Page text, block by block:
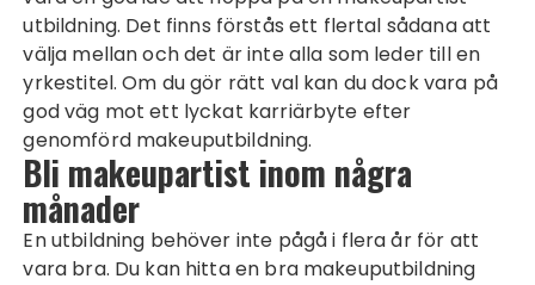
utbildning. Det finns förstås ett flertal sådana att
välja mellan och det är inte alla som leder till en
yrkestitel. Om du gör rätt val kan du dock vara på
god väg mot ett lyckat karriärbyte efter
genomförd makeuputbildning.
Bli makeupartist inom några
månader
En utbildning behöver inte pågå i flera år för att
vara bra. Du kan hitta en bra makeuputbildning